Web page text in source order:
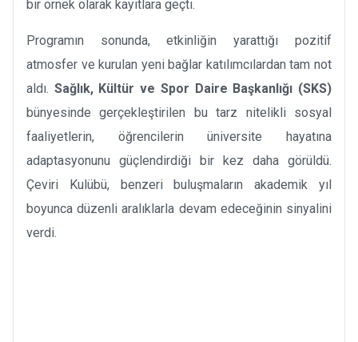
bir örnek olarak kayıtlara geçti.
Programın sonunda, etkinliğin yarattığı pozitif
atmosfer ve kurulan yeni bağlar katılımcılardan tam not
aldı. Sağlık, Kültür ve Spor Daire Başkanlığı (SKS)
bünyesinde gerçekleştirilen bu tarz nitelikli sosyal
faaliyetlerin, öğrencilerin üniversite hayatına
adaptasyonunu güçlendirdiği bir kez daha görüldü.
Çeviri Kulübü, benzeri buluşmaların akademik yıl
boyunca düzenli aralıklarla devam edeceğinin sinyalini
verdi.